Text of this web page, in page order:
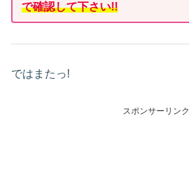
で確認して下さい!!
ではまたっ!
スポンサーリンク